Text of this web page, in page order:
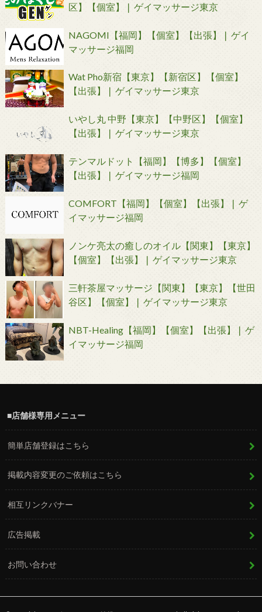
区】【個室】❘ ゲイマッサージ東京
NAGOMI【福岡】【個室】【出張】❘ ゲイ
マッサージ福岡
Wat Pho新宿【東京】【新宿区】【個室】
【出張】❘ ゲイマッサージ東京
いやし丸 中野【東京】【中野区】【個室】
【出張】❘ ゲイマッサージ東京
テンマルドット【福岡】【博多】【個室】
【出張】❘ ゲイマッサージ福岡
COMFORT【福岡】【個室】【出張】❘ ゲ
イマッサージ福岡
ノンケ亮太の癒しのオイル【関東】【東京】
【個室】【出張】❘ ゲイマッサージ東京
三軒茶屋マッサージ【関東】【東京】【世田
谷区】【個室】❘ ゲイマッサージ東京
NBT-Healing【福岡】【個室】【出張】❘ ゲ
イマッサージ福岡
■店舗様専用メニュー
簡単店舗登録はこちら
掲載内容変更のご依頼はこちら
相互リンクバナー
広告掲載
お問い合わせ